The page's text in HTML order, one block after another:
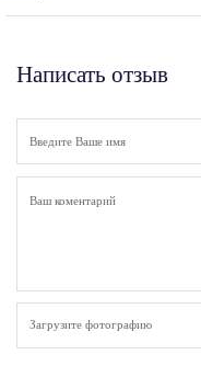
Написать отзыв
Загрузите фотографию